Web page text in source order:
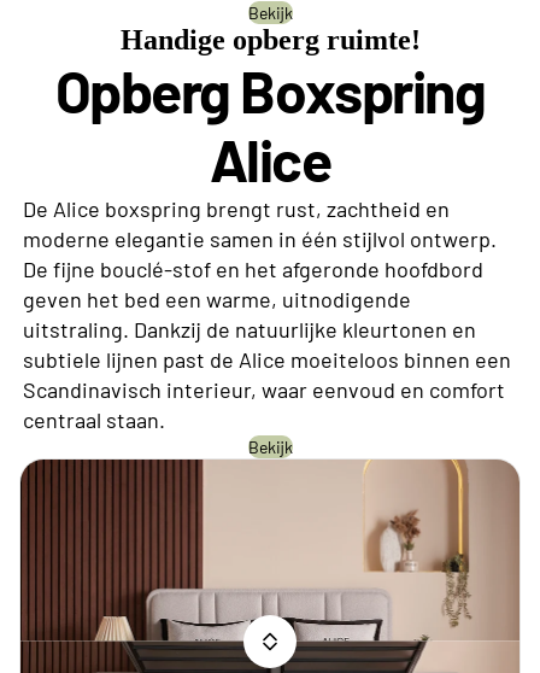
Bekijk
Handige opberg ruimte!
Opberg Boxspring
Alice
De Alice boxspring brengt rust, zachtheid en
moderne elegantie samen in één stijlvol ontwerp.
De fijne bouclé-stof en het afgeronde hoofdbord
geven het bed een warme, uitnodigende
uitstraling. Dankzij de natuurlijke kleurtonen en
subtiele lijnen past de Alice moeiteloos binnen een
Scandinavisch interieur, waar eenvoud en comfort
centraal staan.
Bekijk